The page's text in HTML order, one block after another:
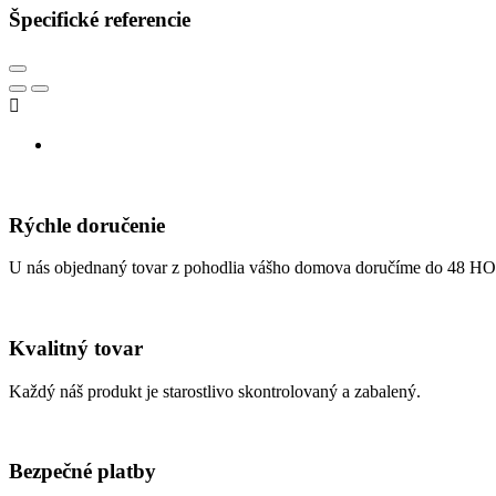
Špecifické referencie

Rýchle doručenie
U nás objednaný tovar z pohodlia vášho domova doručíme do 48
Kvalitný tovar
Každý náš produkt je starostlivo skontrolovaný a zabalený.
Bezpečné platby